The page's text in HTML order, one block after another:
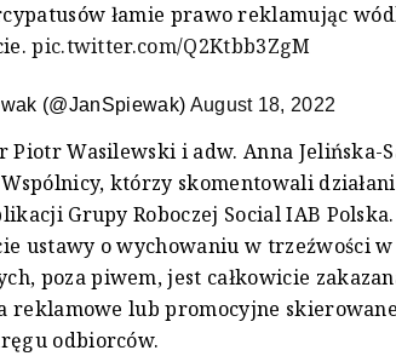
łamie prawo reklamując
pic.twitter.com/Q2Ktbb3ZgM
(@JanSpiewak) August 18, 2022
Wasilewski i adw. Anna Jelińska-
którzy skomentowali
Grupy Roboczej Social IAB
ustawy o wychowaniu w trzeźwości w
poza piwem, jest całkowicie
reklamowe lub promocyjne
odbiorców.